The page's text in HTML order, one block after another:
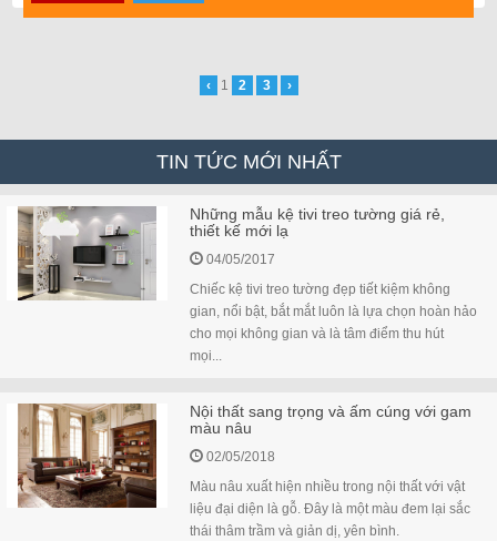
‹ 1 2 3 ›
TIN TỨC MỚI NHẤT
Những mẫu kệ tivi treo tường giá rẻ,
thiết kế mới lạ
04/05/2017
Chiếc kệ tivi treo tường đẹp tiết kiệm không
gian, nổi bật, bắt mắt luôn là lựa chọn hoàn hảo
cho mọi không gian và là tâm điểm thu hút
mọi...
Nội thất sang trọng và ấm cúng với gam
màu nâu
02/05/2018
Màu nâu xuất hiện nhiều trong nội thất với vật
liệu đại diện là gỗ. Đây là một màu đem lại sắc
thái thâm trầm và giản dị, yên bình.